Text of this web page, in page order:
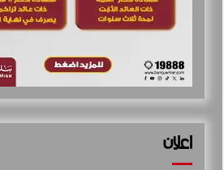
اعلان